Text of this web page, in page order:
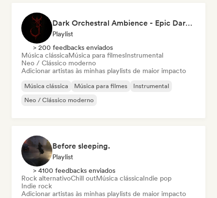
Dark Orchestral Ambience - Epic Dark Fantasy Music
Playlist
> 200 feedbacks enviados
Música clássicaMúsica para filmesInstrumental
Neo / Clássico moderno
Adicionar artistas às minhas playlists de maior impacto
Música clássica Música para filmes
Instrumental
Neo / Clássico moderno
Before sleeping.
Playlist
> 4100 feedbacks enviados
Rock alternativoChill outMúsica clássicaIndie pop
Indie rock
Adicionar artistas às minhas playlists de maior impacto